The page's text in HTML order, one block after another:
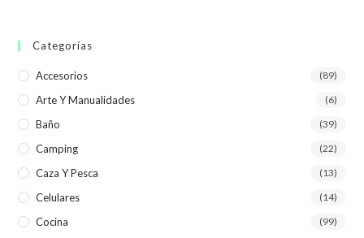
Categorías
Accesorios (89)
Arte Y Manualidades (6)
Baño (39)
Camping (22)
Caza Y Pesca (13)
Celulares (14)
Cocina (99)